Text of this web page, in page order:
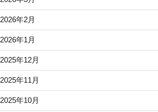
2026年2月
2026年1月
2025年12月
2025年11月
2025年10月